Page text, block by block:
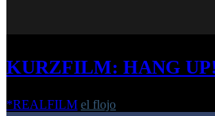
KURZFILM: HANG UP!
*REALFILM el flojo